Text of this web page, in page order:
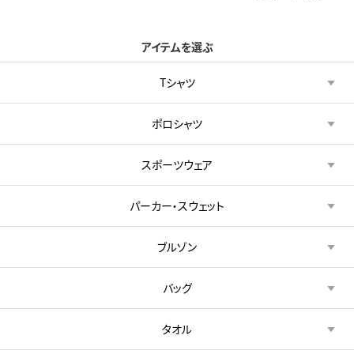
アイテムを選ぶ
Tシャツ
ポロシャツ
スポーツウェア
パーカー・スウェット
ブルゾン
バッグ
タオル